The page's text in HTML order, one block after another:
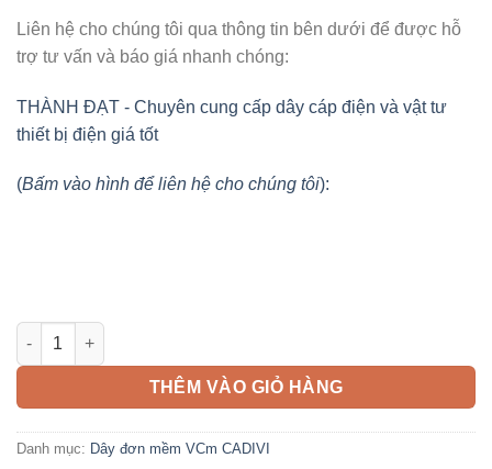
Liên hệ cho chúng tôi qua thông tin bên dưới để được hỗ
trợ tư vấn và báo giá nhanh chóng:
THÀNH ĐẠT - Chuyên cung cấp dây cáp điện và vật tư
thiết bị điện giá tốt
(Bấm vào hình để liên hệ cho chúng tôi):
Dây đơn mềm VCm 240mm2 CADIVI số lượng
THÊM VÀO GIỎ HÀNG
Danh mục: Dây đơn mềm VCm CADIVI